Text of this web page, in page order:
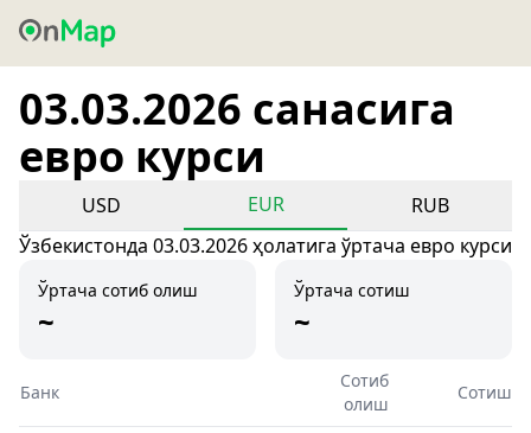
03.03.2026 санасига
евро курси
USD EUR
RUB
Ўзбекистонда 03.03.2026 ҳолатига ўртача евро курси
Ўртача сотиб олиш
~
Ўртача сотиш
~
Банк
Сотиб
олиш
Сотиш